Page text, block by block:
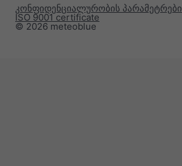
© 2026 meteoblue
ISO 9001 certificate
კონფიდენციალურობის პარამეტრები